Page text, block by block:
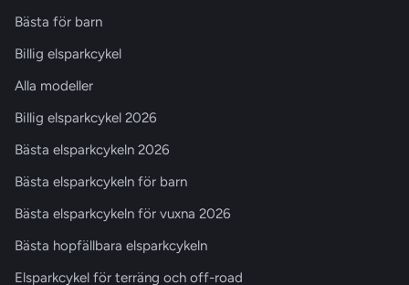
Bästa för barn
Billig elsparkcykel
Alla modeller
Billig elsparkcykel 2026
Bästa elsparkcykeln 2026
Bästa elsparkcykeln för barn
Bästa elsparkcykeln för vuxna 2026
Bästa hopfällbara elsparkcykeln
Elsparkcykel för terräng och off-road